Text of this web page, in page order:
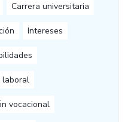
Carrera universitaria
Intereses
laboral
vocacional